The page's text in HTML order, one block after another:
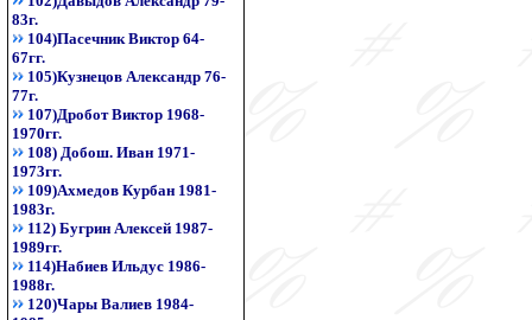
83г.
104)Пасечник Виктор 64-
67гг.
105)Кузнецов Александр 76-
77г.
107)Дробот Виктор 1968-
1970гг.
108) Добош. Иван 1971-
1973гг.
109)Ахмедов Курбан 1981-
1983г.
112) Бугрин Алексей 1987-
1989гг.
114)Набиев Ильдус 1986-
1988г.
120)Чары Валиев 1984-